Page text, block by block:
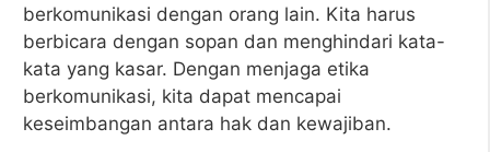
berkomunikasi dengan orang lain. Kita harus
berbicara dengan sopan dan menghindari kata-
kata yang kasar. Dengan menjaga etika
berkomunikasi, kita dapat mencapai
keseimbangan antara hak dan kewajiban.